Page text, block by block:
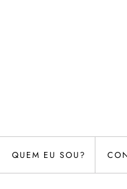
QUEM EU SOU?